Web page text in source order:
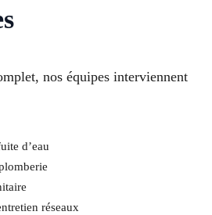
nos équipes interviennent
d’eau
réseaux